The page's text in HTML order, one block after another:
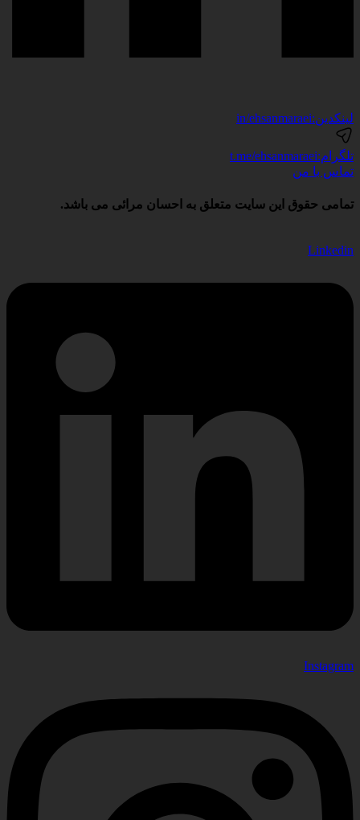
لینکدین:in/ehsanmaraei
تلگرام:t.me/ehsanmaraei
تماس با من
تمامی حقوق این سایت متعلق به احسان مرائی می باشد.
Linkedin
Instagram